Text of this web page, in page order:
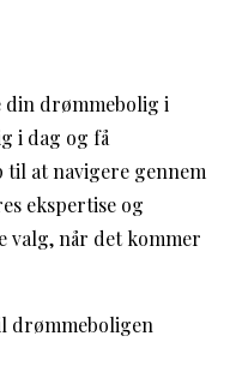
drømmebolig i
i dag og få
at navigere gennem
ekspertise og
valg, når det kommer
drømmeboligen